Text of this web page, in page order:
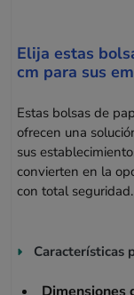
Elija estas
cm para sus
Estas bolsas de
ofrecen una
sus
convierten en la
con total seguridad.
Características
Dimensiones